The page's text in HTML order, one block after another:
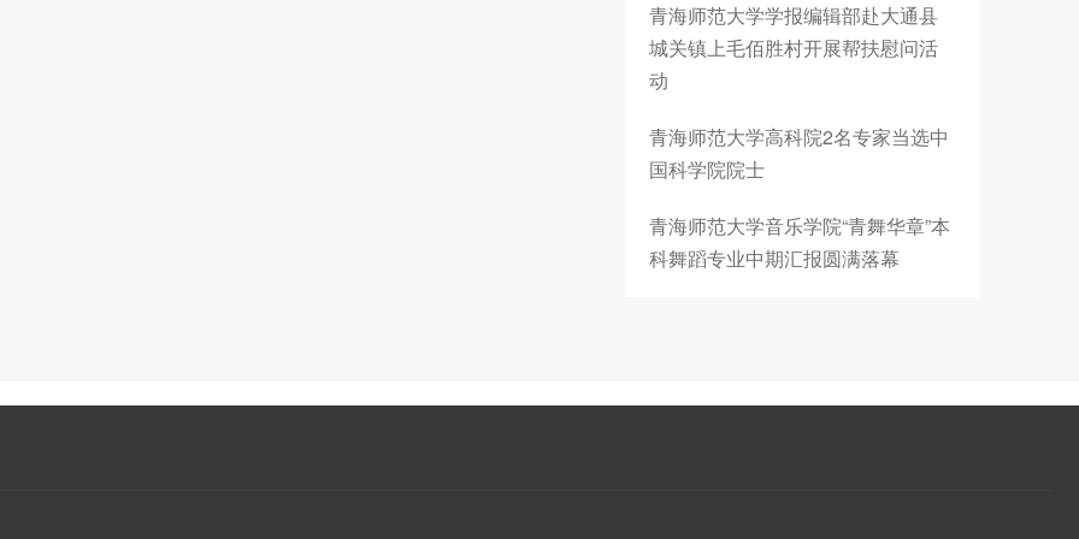
青海师范大学学报编辑部赴大通县
城关镇上毛佰胜村开展帮扶慰问活
动
青海师范大学高科院2名专家当选中
国科学院院士
青海师范大学音乐学院“青舞华章”本
科舞蹈专业中期汇报圆满落幕